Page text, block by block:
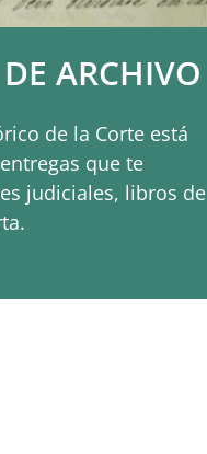
ARCHIVO
de la Corte está
que te
judiciales, libros de